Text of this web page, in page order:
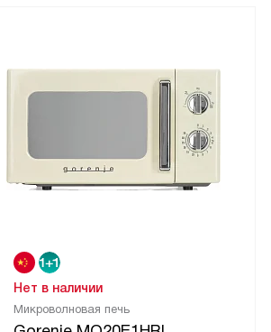
Микроволновая печь
Нет в наличии